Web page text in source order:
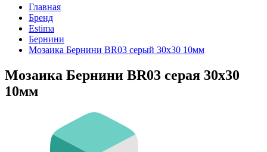
Главная
Бренд
Estima
Бернини
Мозаика Бернини BR03 серый 30x30 10мм
Мозаика Бернини BR03 серая 30x30
10мм